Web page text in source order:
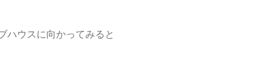
ハウスに向かってみると